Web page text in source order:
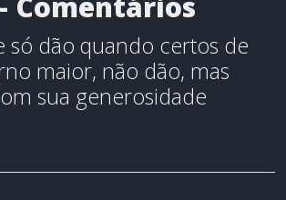
só dão quando certos de
maior, não dão, mas
sua generosidade